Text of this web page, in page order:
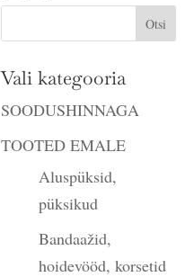
Vali kategooria
SOODUSHINNAGA
TOOTED EMALE
Aluspüksid,
püksikud
Bandaažid,
hoidevööd, korsetid